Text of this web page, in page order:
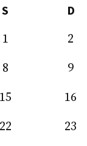
S
D
1
2
8
9
15
16
22
23